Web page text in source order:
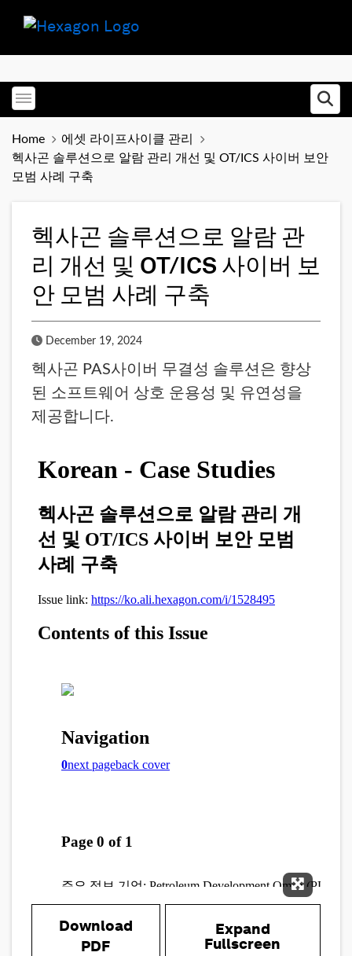
Toggle menubar
Home
에셋 라이프사이클 관리
헥사곤 솔루션으로 알람 관리 개선 및 OT/ICS 사이버 보안
모범 사례 구축
헥사곤 솔루션으로 알람 관
리 개선 및 OT/ICS 사이버 보
안 모범 사례 구축
Published Date
December 19, 2024
헥사곤 PAS사이버 무결성 솔루션은 향상
된 소프트웨어 상호 운용성 및 유연성을
제공합니다.
Expand
Download
PDF
Expand
Fullscreen